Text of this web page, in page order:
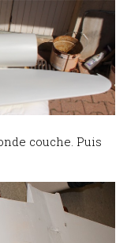
couche. Puis